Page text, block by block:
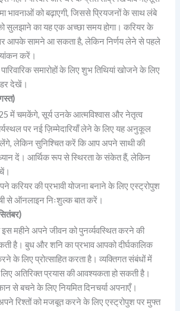
भावनाओं को बढ़ाएगी, जिससे प्रियजनों के साथ लंबे
सुलझाने का यह एक अच्छा समय होगा। करियर के
आपके सामने आ सकता है, लेकिन निर्णय लेने से पहले
करें।
समारोहों के लिए शुभ तिथियां खोजने के लिए
देखें।
में चमकेंगे, सूर्य उनके आत्मविश्वास और नेतृत्व
पर नई ज़िम्मेदारियाँ लेने के लिए यह अनुकूल
लेकिन सुनिश्चित करें कि आप अपने साथी की
दें। आर्थिक रूप से स्थिरता के संकेत हैं, लेकिन
करियर की प्रभावी योजना बनाने के लिए एस्ट्रोपुश
से ऑनलाइन निःशुल्क बात करें।
इस महीने अपने जीवन को पुनर्व्यवस्थित करने की
है। बुध और शनि का प्रभाव आपको दीर्घकालिक
के लिए प्रोत्साहित करता है। व्यक्तिगत संबंधों में
अतिरिक्त प्रयास की आवश्यकता हो सकती है।
से बचने के लिए नियमित दिनचर्या अपनाएँ।
रिश्तों को मजबूत करने के लिए एस्ट्रोपुश पर मुफ्त